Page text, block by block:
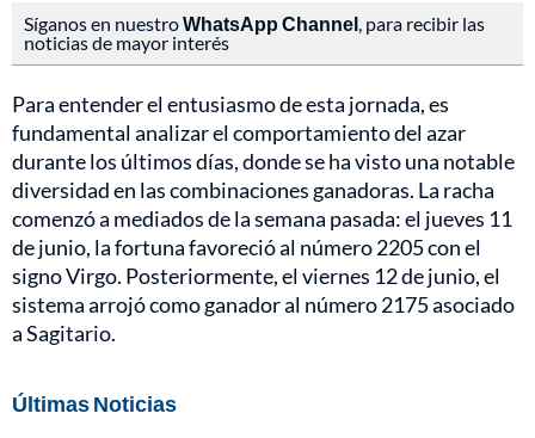
Síganos en nuestroWhatsApp Channel, para recibir las
noticias de mayor interés
Para entender el entusiasmo de esta jornada, es
fundamental analizar el comportamiento del azar
durante los últimos días, donde se ha visto una notable
diversidad en las combinaciones ganadoras. La racha
comenzó a mediados de la semana pasada: el jueves 11
de junio, la fortuna favoreció al número 2205 con el
signo Virgo. Posteriormente, el viernes 12 de junio, el
sistema arrojó como ganador al número 2175 asociado
a Sagitario.
Últimas Noticias